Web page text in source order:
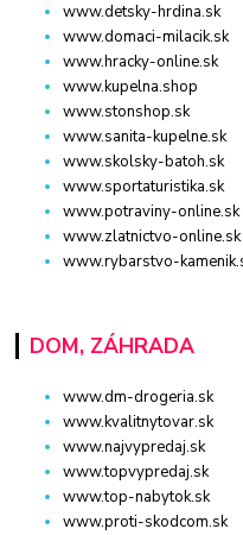
www.detsky-hrdina.sk
www.domaci-milacik.sk
www.hracky-online.sk
www.kupelna.shop
www.stonshop.sk
www.sanita-kupelne.sk
www.skolsky-batoh.sk
www.sportaturistika.sk
www.potraviny-online.sk
www.zlatnictvo-online.sk
www.rybarstvo-
DOM, ZÁHRADA
www.dm-drogeria.sk
www.kvalitnytovar.sk
www.najvypredaj.sk
www.topvypredaj.sk
www.top-nabytok.sk
www.proti-skodcom.sk